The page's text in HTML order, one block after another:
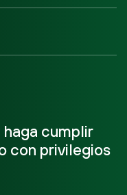
cumplir
con privilegios